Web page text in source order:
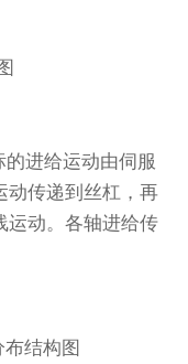
给运动由伺服
传递到丝杠，再
动。各轴进给传
结构图